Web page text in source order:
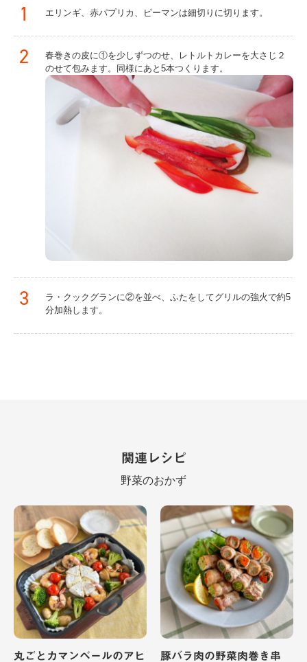
1 エリンギ、赤パプリカ、ピーマンは細切りに切ります。
2
春巻きの皮に①を少しずつのせ、レトルトカレーを大さじ２
のせて包みます。同様にあと5本つくります。
3
ラ・クックグランに②を並べ、ふたをしてグリルの強火で約5
分加熱します。
関連レシピ
野菜のおかず
丸ごとカマンベールのアヒ
豚バラ肉の野菜肉巻き串